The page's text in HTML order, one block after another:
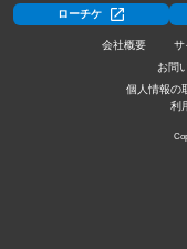
ローチケ
会社概要 サ
お問
個人情報の
利